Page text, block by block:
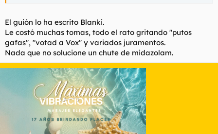
El guión lo ha escrito Blanki.
Le costó muchas tomas, todo el rato gritando "putos
gafas", "votad a Vox" y variados juramentos.
Nada que no solucione un chute de midazolam.